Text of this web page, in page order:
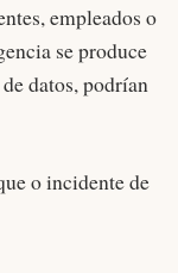
empleados o
se produce
datos, podrían
o incidente de